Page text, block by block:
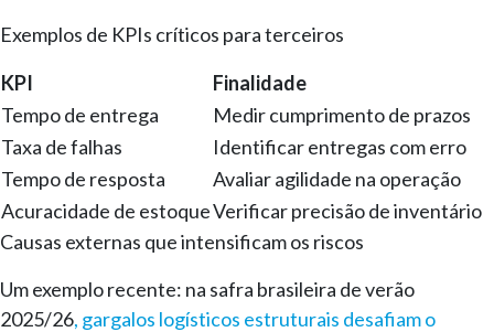
Exemplos de KPIs críticos para terceiros
KPI
Finalidade
Tempo de entrega
Medir cumprimento de prazos
Taxa de falhas
Identificar entregas com erro
Tempo de resposta
Avaliar agilidade na operação
Acuracidade de estoqueVerificar precisão de inventário
Causas externas que intensificam os riscos
Um exemplo recente: na safra brasileira de verão
2025/26, gargalos logísticos estruturais desafiam o